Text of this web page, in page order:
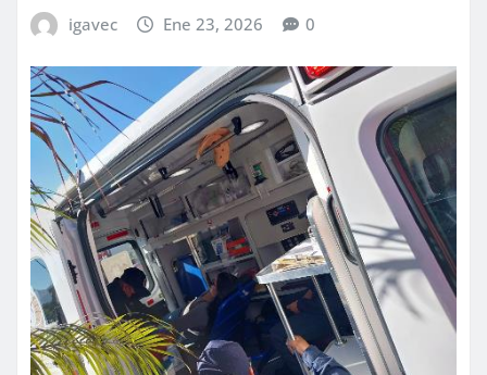
igavec Ene 23, 2026 0